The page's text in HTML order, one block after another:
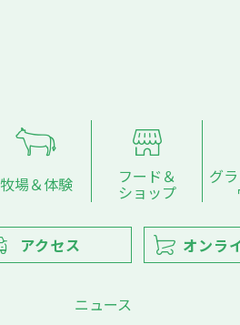
牧場＆体験 フード＆
ショップ
グ
アクセス オンラ
ニュース